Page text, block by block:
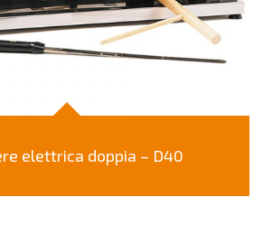
elettrica doppia – D40